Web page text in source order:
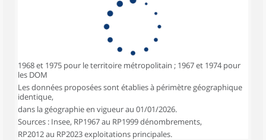
1968 et 1975 pour le territoire métropolitain ; 1967 et 1974 pour
les DOM
Les données proposées sont établies à périmètre géographique
identique,
dans la géographie en vigueur au 01/01/2026.
Sources : Insee, RP1967 au RP1999 dénombrements,
RP2012 au RP2023 exploitations principales.